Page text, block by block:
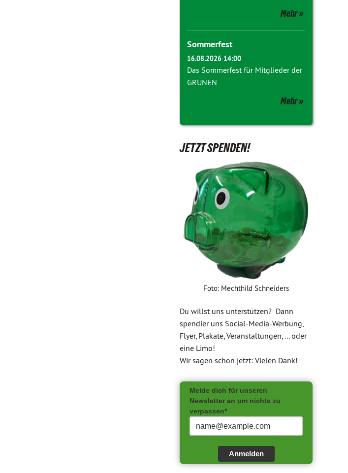
Mehr
Sommerfest
16.08.2026 14:00
Das Sommerfest für Mitglieder der
GRÜNEN
Mehr
JETZT SPENDEN!
Foto: Mechthild Schneiders
Du willst uns unterstützen? Dann
spendier uns Social-Media-Werbung,
Flyer, Plakate, Veranstaltungen, ... oder
eine Limo!
Wir sagen schon jetzt: Vielen Dank!
Melde dich für unseren
Newsletter an um nichts zu
verpassen*
Anmelden